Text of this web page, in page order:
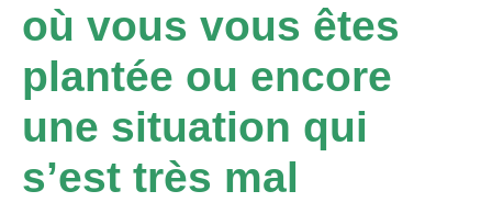
où vous vous êtes
plantée ou encore
une situation qui
s’est très mal